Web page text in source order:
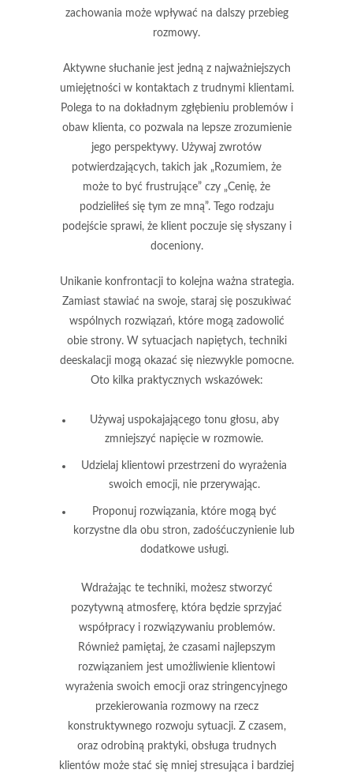
zachowania może wpływać na dalszy przebieg
rozmowy.
Aktywne słuchanie jest jedną z najważniejszych
umiejętności w kontaktach z trudnymi klientami.
Polega to na dokładnym zgłębieniu problemów i
obaw klienta, co pozwala na lepsze zrozumienie
jego perspektywy. Używaj zwrotów
potwierdzających, takich jak „Rozumiem, że
może to być frustrujące” czy „Cenię, że
podzieliłeś się tym ze mną”. Tego rodzaju
podejście sprawi, że klient poczuje się słyszany i
doceniony.
Unikanie konfrontacji to kolejna ważna strategia.
Zamiast stawiać na swoje, staraj się poszukiwać
wspólnych rozwiązań, które mogą zadowolić
obie strony. W sytuacjach napiętych, techniki
deeskalacji mogą okazać się niezwykle pomocne.
Oto kilka praktycznych wskazówek:
Używaj uspokajającego tonu głosu, aby
zmniejszyć napięcie w rozmowie.
Udzielaj klientowi przestrzeni do wyrażenia
swoich emocji, nie przerywając.
Proponuj rozwiązania, które mogą być
korzystne dla obu stron, zadośćuczynienie lub
dodatkowe usługi.
Wdrażając te techniki, możesz stworzyć
pozytywną atmosferę, która będzie sprzyjać
współpracy i rozwiązywaniu problemów.
Również pamiętaj, że czasami najlepszym
rozwiązaniem jest umożliwienie klientowi
wyrażenia swoich emocji oraz stringencyjnego
przekierowania rozmowy na rzecz
konstruktywnego rozwoju sytuacji. Z czasem,
oraz odrobiną praktyki, obsługa trudnych
klientów może stać się mniej stresująca i bardziej